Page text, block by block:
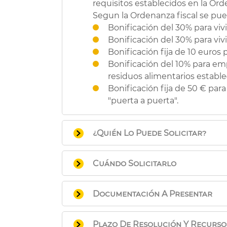
requisitos establecidos en la
Segun la Ordenanza fiscal se
Bonificación del 30% para
Bonificación del 30% para
Bonificación fija de 10 euros
Bonificación del 10% para
residuos alimentarios
Bonificación fija de 50 €
"puerta a puerta".
¿Quién Lo Puede Solicitar?
Personas titulares de
Personas titulares del
propietaria del mismo les
Personas titulares de
Personas titulares de
Cuándo Solicitarlo
a) Para las liquidaciones
b) Para el resto de ejercicios,
Documentación A Presentar
a) Presentación presencial:Se
Plazo De Resolución Y